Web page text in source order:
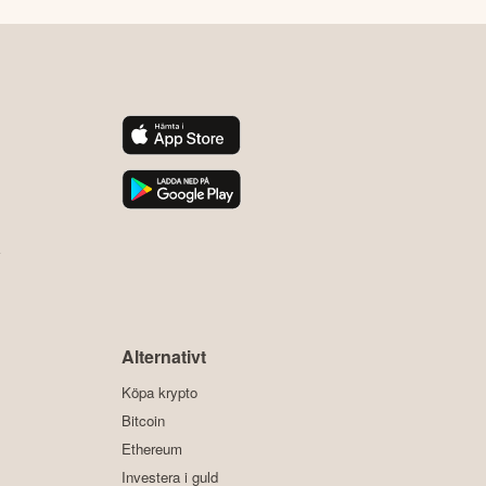
Alternativt
Köpa krypto
Bitcoin
Ethereum
Investera i guld